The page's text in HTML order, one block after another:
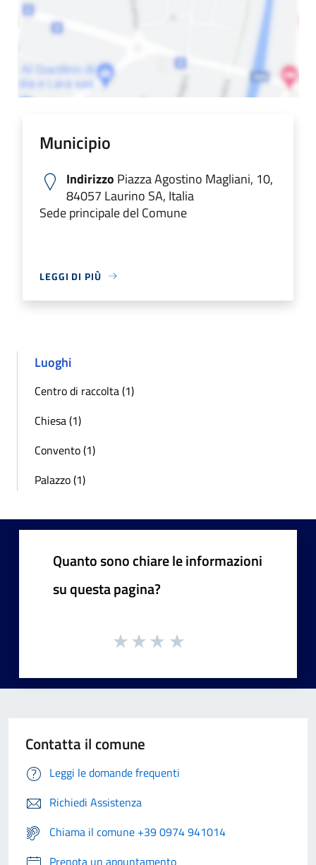
Municipio
Indirizzo Piazza Agostino Magliani, 10,
84057 Laurino SA, Italia
Sede principale del Comune
LEGGI DI PIÙ
Luoghi
Centro di raccolta (1)
Chiesa (1)
Convento (1)
Palazzo (1)
Quanto sono chiare le informazioni
su questa pagina?
Contatta il comune
Leggi le domande frequenti
Richiedi Assistenza
Chiama il comune +39 0974 941014